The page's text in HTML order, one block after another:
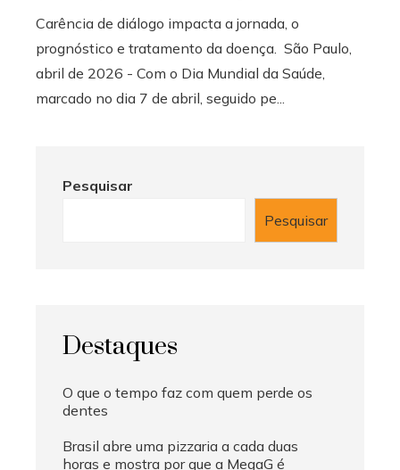
Carência de diálogo impacta a jornada, o
prognóstico e tratamento da doença. São Paulo,
abril de 2026 - Com o Dia Mundial da Saúde,
marcado no dia 7 de abril, seguido pe...
Pesquisar
Pesquisar
Destaques
O que o tempo faz com quem perde os
dentes
Brasil abre uma pizzaria a cada duas
horas e mostra por que a MegaG é